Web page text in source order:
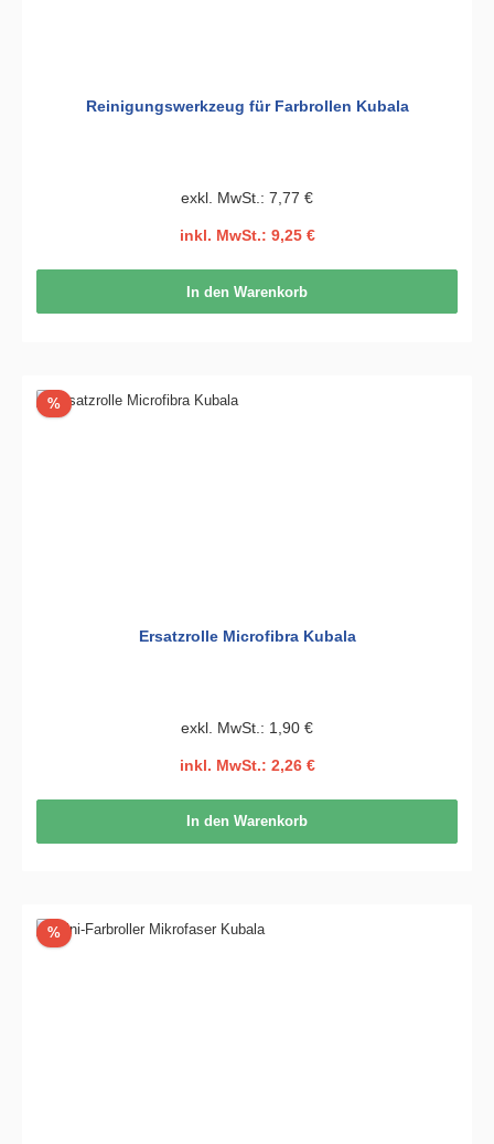
Reinigungswerkzeug für Farbrollen Kubala
exkl. MwSt.: 7,77 €
inkl. MwSt.: 9,25 €
In den Warenkorb
%Rabatt
Ersatzrolle Microfibra Kubala
exkl. MwSt.: 1,90 €
inkl. MwSt.: 2,26 €
In den Warenkorb
%Rabatt